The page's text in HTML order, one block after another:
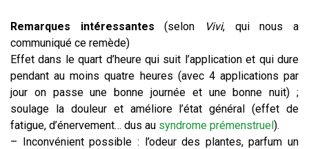
Remarques intéressantes (selon Vivi, qui nous a
communiqué ce remède)
Effet dans le quart d’heure qui suit l’application et qui dure
pendant au moins quatre heures (avec 4 applications par
jour on passe une bonne journée et une bonne nuit) ;
soulage la douleur et améliore l’état général (effet de
fatigue, d’énervement… dus au syndrome prémenstruel).
– Inconvénient possible : l’odeur des plantes, parfum un